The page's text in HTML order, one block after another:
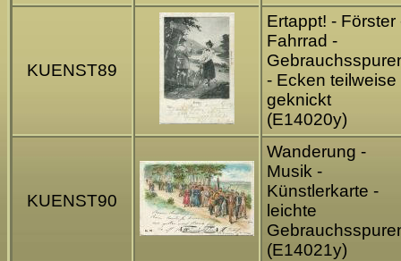
KUENST89
Ertappt! - Förster
Fahrrad -
- Ecken teilweise
geknickt
(E14020y)
KUENST90
Wanderung -
Musik -
Künstlerkarte -
leichte
(E14021y)